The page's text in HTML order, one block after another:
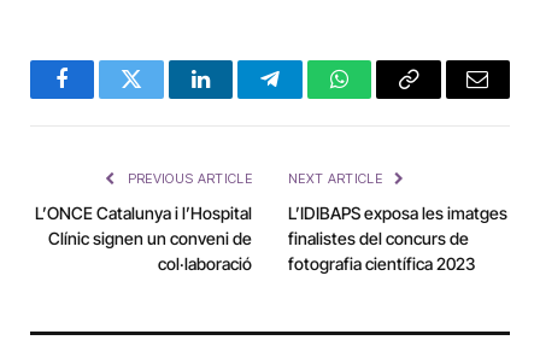
FacebookTwitter LinkedInTelegramWhatsAppCopy
Email
PREVIOUS ARTICLE
L’ONCE Catalunya i l’Hospital
Clínic signen un conveni de
col·laboració
NEXT ARTICLE
L’IDIBAPS exposa les imatges
finalistes del concurs de
fotografia científica 2023